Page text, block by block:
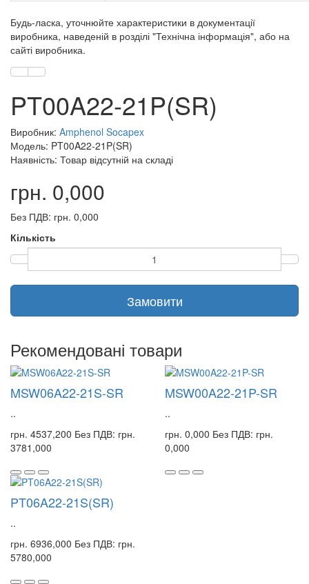
Будь-ласка, уточнюйте характеристики в документації
виробника, наведеній в розділі "Технічна інформація", або на
сайті виробника.
PT00A22-21P(SR)
Виробник: Amphenol Socapex
Модель: PT00A22-21P(SR)
Наявність: Товар відсутній на складі
грн. 0,000
Без ПДВ: грн. 0,000
Кількість
Замовити
Рекомендовані товари
MSW06A22-21S-SR
..
грн. 4537,200 Без ПДВ: грн.
3781,000
MSW00A22-21P-SR
..
грн. 0,000 Без ПДВ: грн.
0,000
PT06A22-21S(SR)
..
грн. 6936,000 Без ПДВ: грн.
5780,000